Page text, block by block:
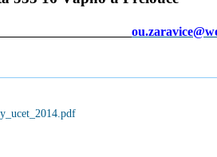
00274640,